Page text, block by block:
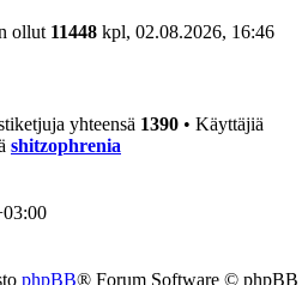
ollut 11448 kpl, 02.08.2026, 16:46
yhteensä 1390 • Käyttäjiä
shitzophrenia
phpBB® Forum Software © phpBB